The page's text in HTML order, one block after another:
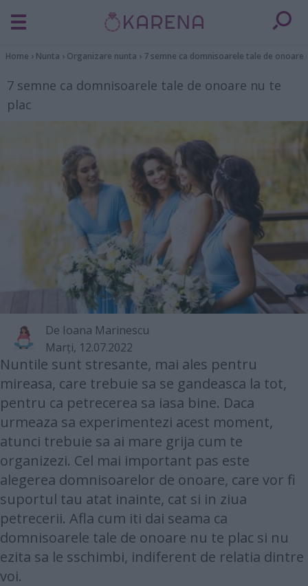
Home › Nunta › Organizare nunta › 7 semne ca domnisoarele tale de onoare
7 semne ca domnisoarele tale de onoare nu te
plac
De Ioana Marinescu
Marţi, 12.07.2022
Nuntile sunt stresante, mai ales pentru
mireasa, care trebuie sa se gandeasca la tot,
pentru ca petrecerea sa iasa bine. Daca
urmeaza sa experimentezi acest moment,
atunci trebuie sa ai mare grija cum te
organizezi. Cel mai important pas este
alegerea domnisoarelor de onoare, care vor fi
suportul tau atat inainte, cat si in ziua
petrecerii. Afla cum iti dai seama ca
domnisoarele tale de onoare nu te plac si nu
ezita sa le sschimbi, indiferent de relatia dintre
voi.